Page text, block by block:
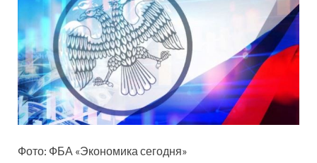
Фото: ФБА «Экономика сегодня»